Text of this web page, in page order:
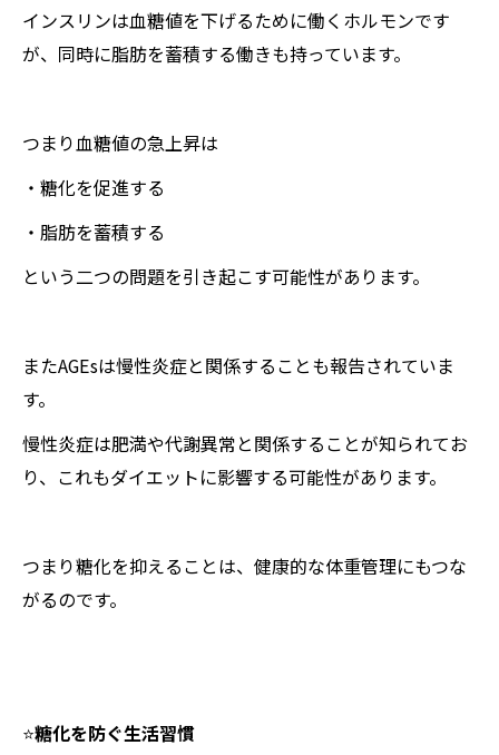
インスリンは血糖値を下げるために働くホルモンです
が、同時に脂肪を蓄積する働きも持っています。
つまり血糖値の急上昇は
・糖化を促進する
・脂肪を蓄積する
という二つの問題を引き起こす可能性があります。
またAGEsは慢性炎症と関係することも報告されていま
す。
慢性炎症は肥満や代謝異常と関係することが知られてお
り、これもダイエットに影響する可能性があります。
つまり糖化を抑えることは、健康的な体重管理にもつな
がるのです。
⭐️糖化を防ぐ生活習慣